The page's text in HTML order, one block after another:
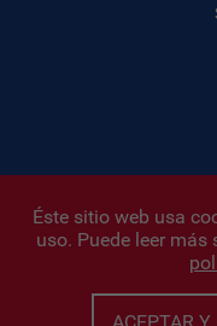
Infonegocios 2026|
Políticas de Privacidad|
Este sitio esta protegido
Éste sitio web usa
uso. Puede leer más